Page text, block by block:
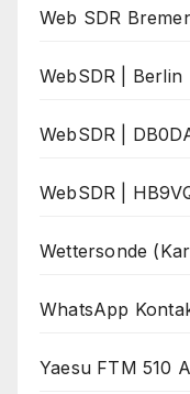
Web SDR
WebSDR | Berlin
WebSDR |
WebSDR |
Wettersonde
WhatsApp
Yaesu FTM 510